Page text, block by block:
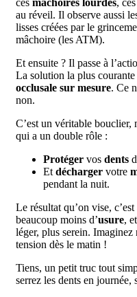
ces mâchoires lourdes,
au réveil. Il observe aussi
lisses créées par le
mâchoire (les ATM).
Et ensuite ? Il passe à
La solution la plus courante
occlusale sur mesure. Ce
non.
C’est un véritable bouclier,
qui a un double rôle :
Protéger vos dents
Et décharger votre
pendant la nuit.
Le résultat qu’on vise,
beaucoup moins d’usure,
léger, plus serein. Imaginez
tension dès le matin !
Tiens, un petit truc tout
serrez les dents en journée,